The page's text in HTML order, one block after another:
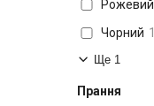
Рожевий
Чорний 1
Ще 1
Прання